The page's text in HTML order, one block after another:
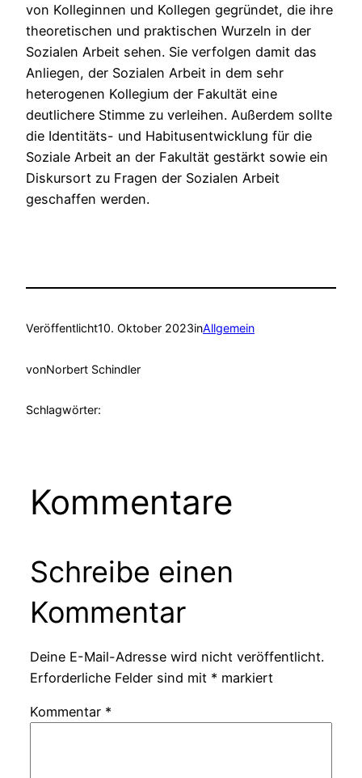
von Kolleginnen und Kollegen gegründet, die ihre
theoretischen und praktischen Wurzeln in der
Sozialen Arbeit sehen. Sie verfolgen damit das
Anliegen, der Sozialen Arbeit in dem sehr
heterogenen Kollegium der Fakultät eine
deutlichere Stimme zu verleihen. Außerdem sollte
die Identitäts- und Habitusentwicklung für die
Soziale Arbeit an der Fakultät gestärkt sowie ein
Diskursort zu Fragen der Sozialen Arbeit
geschaffen werden.
Veröffentlicht10. Oktober 2023inAllgemein
vonNorbert Schindler
Schlagwörter:
Kommentare
Schreibe einen
Kommentar
Deine E-Mail-Adresse wird nicht veröffentlicht.
Erforderliche Felder sind mit * markiert
Kommentar *